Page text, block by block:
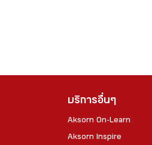
บริการอื่นๆ
Aksorn On-Learn
Aksorn Inspire